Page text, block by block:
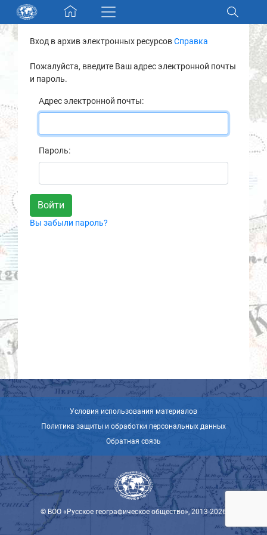
Skip navigation
Разделы и коллекции
Электронный каталог
Новости
О нас
Контакты
Партнеры
Вход в архив электронных ресурсовСправка
Пожалуйста, введите Ваш адрес электронной почты
и пароль.
Адрес электронной почты:
Пароль:
Вы забыли пароль?
Условия использования материалов
Политика защиты и обработки персональных данных
Обратная связь
© ВОО «Русское географическое общество», 2013-2026